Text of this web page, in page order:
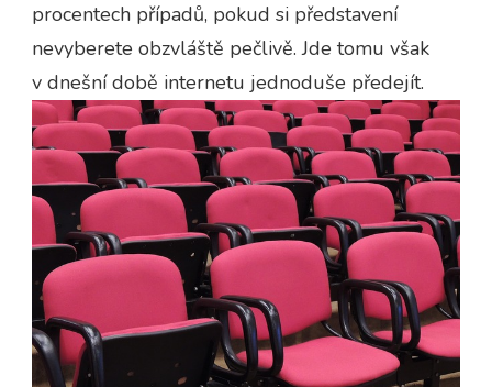
procentech případů, pokud si představení
nevyberete obzvláště pečlivě. Jde tomu však
v dnešní době internetu jednoduše předejít.